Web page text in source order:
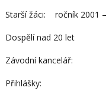
Starší žáci: ročník 2001 –
Dospělí nad 20 let
Závodní kancelář:
Přihlášky: Do 4.